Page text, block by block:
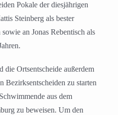
Pokale der diesjährigen
Steinberg als bester
an Jonas Rebentisch als
die Ortsentscheide außerdem
Bezirksentscheiden zu starten
aus dem
zu beweisen. Um den